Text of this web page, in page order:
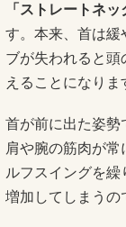
「ストレートネ
す。本来、首は緩
ブが失われると頭
えることになりま
首が前に出た姿勢
肩や腕の筋肉が
ルフスイングを
増加してしまうの